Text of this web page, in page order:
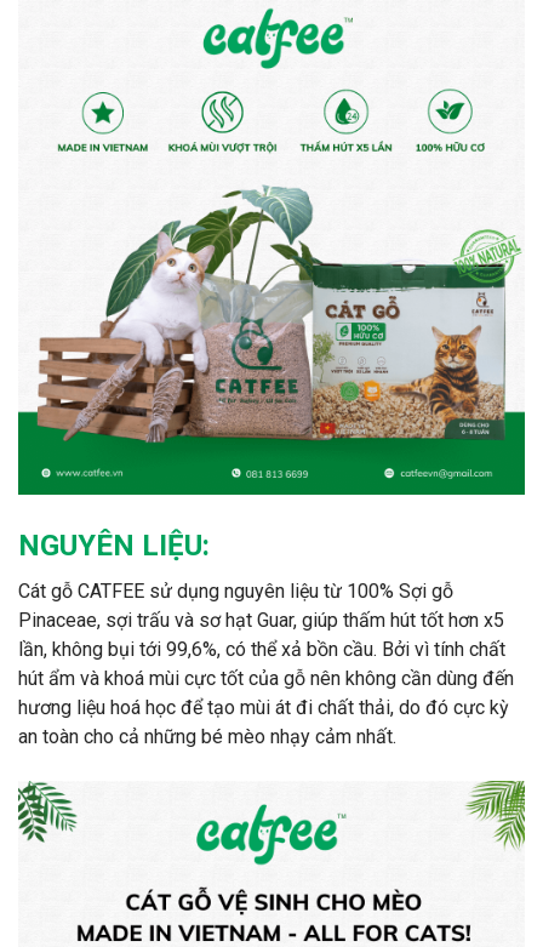
NGUYÊN LIỆU:
Cát gỗ CATFEE sử dụng nguyên liệu từ 100% Sợi gỗ
Pinaceae, sợi trấu và sơ hạt Guar, giúp thấm hút tốt hơn x5
lần, không bụi tới 99,6%, có thể xả bồn cầu. Bởi vì tính chất
hút ẩm và khoá mùi cực tốt của gỗ nên không cần dùng đến
hương liệu hoá học để tạo mùi át đi chất thải, do đó cực kỳ
an toàn cho cả những bé mèo nhạy cảm nhất.